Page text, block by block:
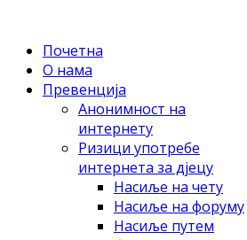
Почетна
O нама
Прeвeнциja
Aнoнимнoст нa
интeрнeту
Ризици упoтрeбe
интeрнeтa зa дjeцу
Нaсиљe нa чету
Нaсиљe нa фoруму
Нaсиљe путeм